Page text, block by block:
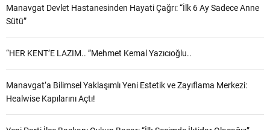
Manavgat Devlet Hastanesinden Hayati Çağrı: “İlk 6 Ay Sadece Anne
Sütü”
“HER KENT’E LAZIM.. ”Mehmet Kemal Yazıcıoğlu..
Manavgat’a Bilimsel Yaklaşımlı Yeni Estetik ve Zayıflama Merkezi:
Healwise Kapılarını Açtı!